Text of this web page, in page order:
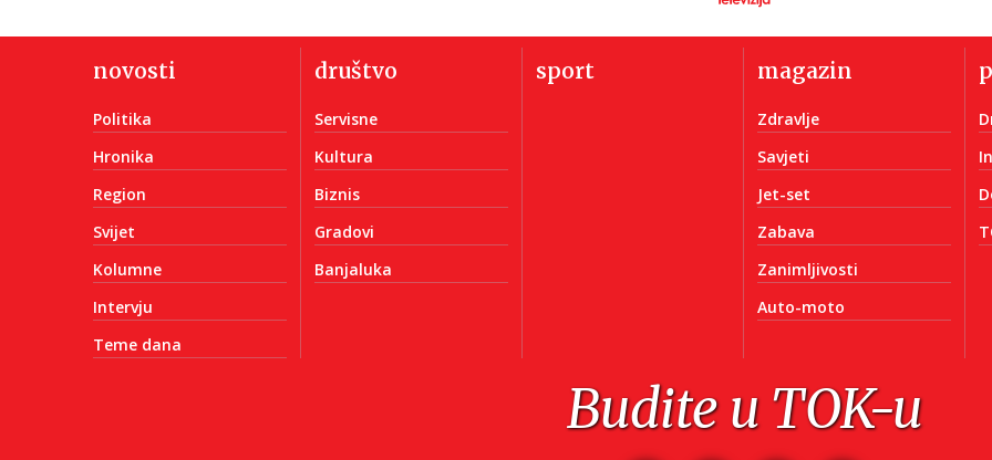
novosti
Politika
Hronika
Region
Svijet
Kolumne
Intervju
Teme dana
društvo
Servisne
Kultura
Biznis
Gradovi
Banjaluka
sport magazin
Zdravlje
Savjeti
Jet-set
Zabava
Zanimljivosti
Auto-moto
Budite u TOK-u